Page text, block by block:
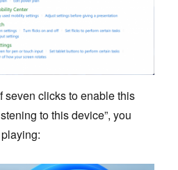
seven clicks to enable this
to this device”, you